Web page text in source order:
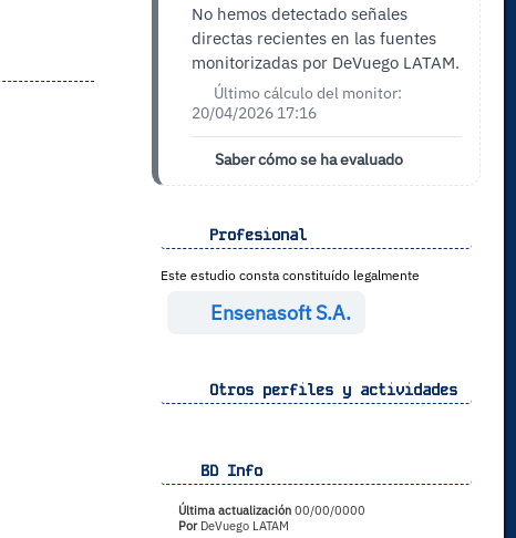
No hemos detectado señales
directas recientes en las fuentes
monitorizadas por DeVuego LATAM.
Último cálculo del monitor:
20/04/2026 17:16
Saber cómo se ha evaluado
Profesional
Este estudio consta constituído legalmente
Ensenasoft S.A.
Otros perfiles y actividades
BD Info
Última actualización00/00/0000
PorDeVuego LATAM